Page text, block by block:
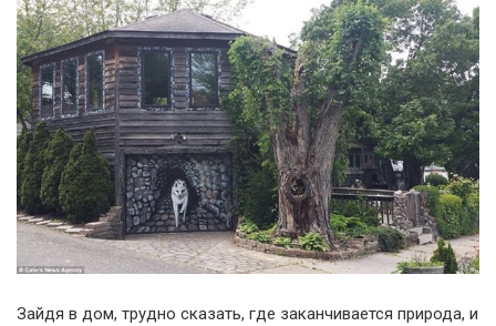
Зайдя в дом, трудно сказать, где заканчивается природа, и